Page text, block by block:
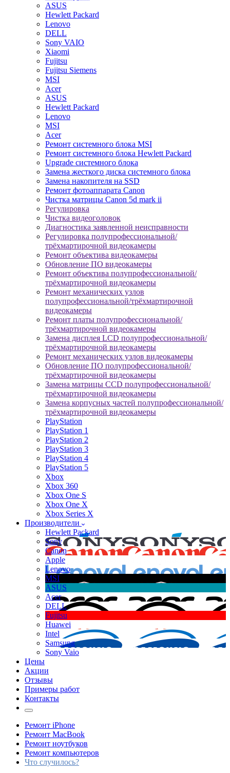
ASUS
Hewlett Packard
Lenovo
DELL
Sony VAIO
Xiaomi
Fujitsu
Fujitsu Siemens
MSI
Acer
ASUS
Hewlett Packard
Lenovo
MSI
Acer
Ремонт системного блока MSI
Ремонт системного блока Hewlett Packard
Upgrade системного блока
Замена жесткого диска системного блока
Замена накопителя на SSD
Ремонт фотоаппарата Canon
Чистка матрицы Canon 5d mark ii
Регулировка
Чистка видеоголовок
Диагностика заявленной неисправности
Регулировка полупрофессиональной/
трёхмартирочной видеокамеры
Ремонт объектива видеокамеры
Обновление ПО видеокамеры
Ремонт объектива полупрофессиональной/
трёхмартирочной видеокамеры
Ремонт механических узлов
полупрофессиональной/трёхмартирочной
видеокамеры
Ремонт платы полупрофессиональной/
трёхмартирочной видеокамеры
Замена дисплея LCD полупрофессиональной/
трёхмартирочной видеокамеры
Ремонт механических узлов видеокамеры
Обновление ПО полупрофессиональной/
трёхмартирочной видеокамеры
Замена матрицы CCD полупрофессиональной/
трёхмартирочной видеокамеры
Замена корпусных частей полупрофессиональной/
трёхмартирочной видеокамеры
PlayStation
PlayStation 1
PlayStation 2
PlayStation 3
PlayStation 4
PlayStation 5
Xbox
Xbox 360
Xbox One S
Xbox One X
Xbox Series X
Производители
Hewlett Packard
Sony
Canon
Apple
Lenovo
MSI
ASUS
Acer
DELL
Fujitsu
Huawei
Intel
Samsung
Sony Vaio
Цены
Акции
Отзывы
Примеры работ
Контакты
Ремонт iPhone
Ремонт MacBook
Ремонт ноутбуков
Ремонт компьютеров
Что случилось?